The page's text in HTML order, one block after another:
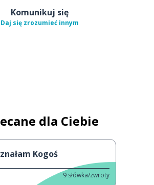
Komunikuj się
Daj się zrozumieć innym
dla Ciebie
Kogoś
9 słówka/zwroty